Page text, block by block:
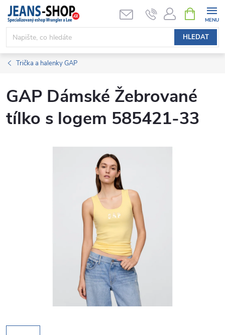
Přejít
obsah
HLEDAT
NÁKUPNÍ
KOŠÍK
Trička a halenky GAP
GAP Dámské Žebrované
tílko s logem 585421-33